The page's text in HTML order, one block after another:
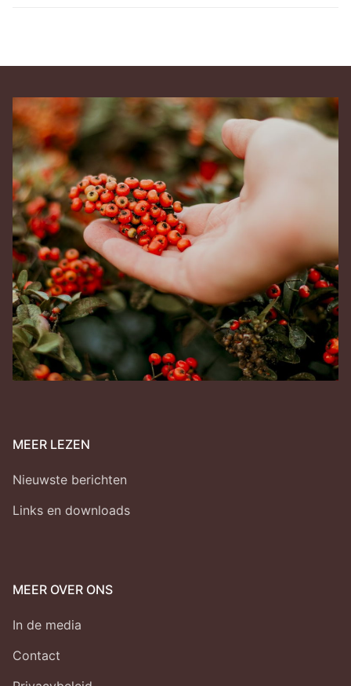
MEER LEZEN
Nieuwste berichten
Links en downloads
MEER OVER ONS
In de media
Contact